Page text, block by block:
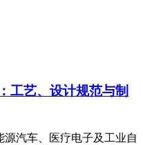
工艺、设计规范与制
汽车、医疗电子及工业自